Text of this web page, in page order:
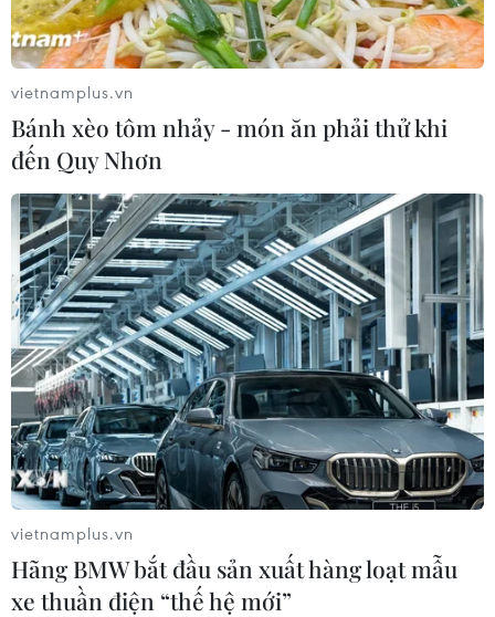
vietnamplus.vn
Bánh xèo tôm nhảy - món ăn phải thử khi
đến Quy Nhơn
vietnamplus.vn
Hãng BMW bắt đầu sản xuất hàng loạt mẫu
xe thuần điện “thế hệ mới”